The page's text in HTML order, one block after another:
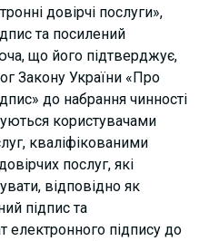
довірчі послуги»,
та посилений
що його підтверджує,
Закону України «Про
до набрання чинності
користувачами
кваліфікованими
послуг, які
відповідно як
підпис та
електронного підпису до